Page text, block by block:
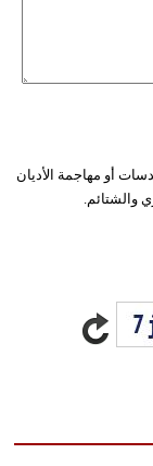
أو مهاجمة الأديان
والشتائم.